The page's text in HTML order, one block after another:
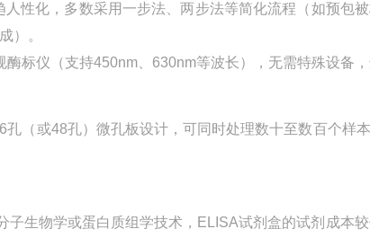
人性化，多数采用一步法、两步法等简化流程（如预包
）。
酶标仪（支持450nm、630nm等波长），无需特殊设备
孔（或48孔）微孔板设计，可同时处理数十至数百个样
子生物学或蛋白质组学技术，ELISA试剂盒的试剂成本